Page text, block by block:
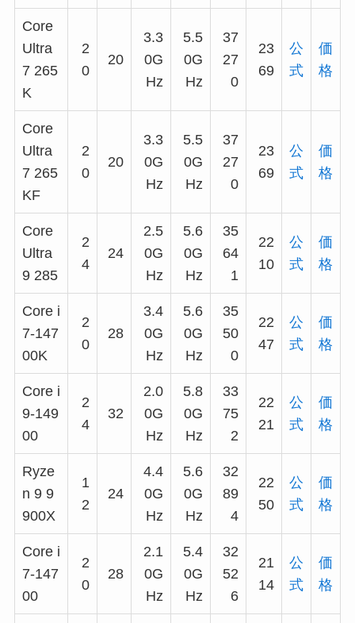
Core
Ultra
7 265
K
2
0
20
3.3
0G
Hz
5.5
0G
Hz
37
27
0
23
69
公
式
価
格
Core
Ultra
7 265
KF
2
0
20
3.3
0G
Hz
5.5
0G
Hz
37
27
0
23
69
公
式
価
格
Core
Ultra
9 285
2
4
24
2.5
0G
Hz
5.6
0G
Hz
35
64
1
22
10
公
式
価
格
Core i
7-147
00K
2
0
28
3.4
0G
Hz
5.6
0G
Hz
35
50
0
22
47
公
式
価
格
Core i
9-149
00
2
4
32
2.0
0G
Hz
5.8
0G
Hz
33
75
2
22
21
公
式
価
格
Ryze
n 9 9
900X
1
2
24
4.4
0G
Hz
5.6
0G
Hz
32
89
4
22
50
公
式
価
格
Core i
7-147
00
2
0
28
2.1
0G
Hz
5.4
0G
Hz
32
52
6
21
14
公
式
価
格